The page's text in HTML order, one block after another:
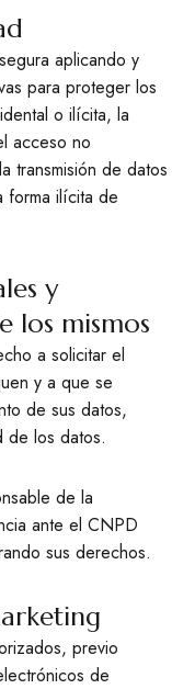
aplicando y
para proteger los
o ilícita, la
acceso no
transmisión de datos
forma ilícita de
y
los mismos
a solicitar el
y a que se
de sus datos,
de los datos.
de la
ante el CNPD
sus derechos.
previo
de